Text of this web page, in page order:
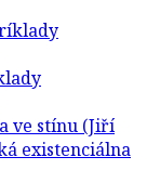
ve stínu (Jiří
existenciálna